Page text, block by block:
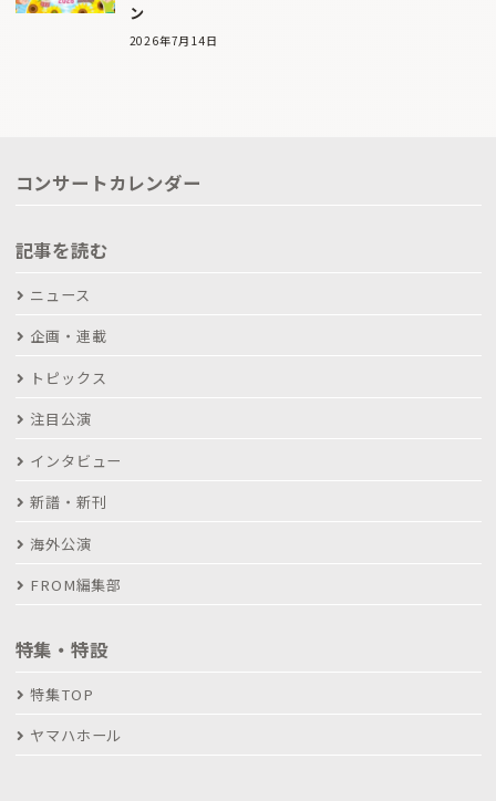
ン
2026年7月14日
コンサートカレンダー
記事を読む
ニュース
企画・連載
トピックス
注目公演
インタビュー
新譜・新刊
海外公演
FROM編集部
特集・特設
特集TOP
ヤマハホール